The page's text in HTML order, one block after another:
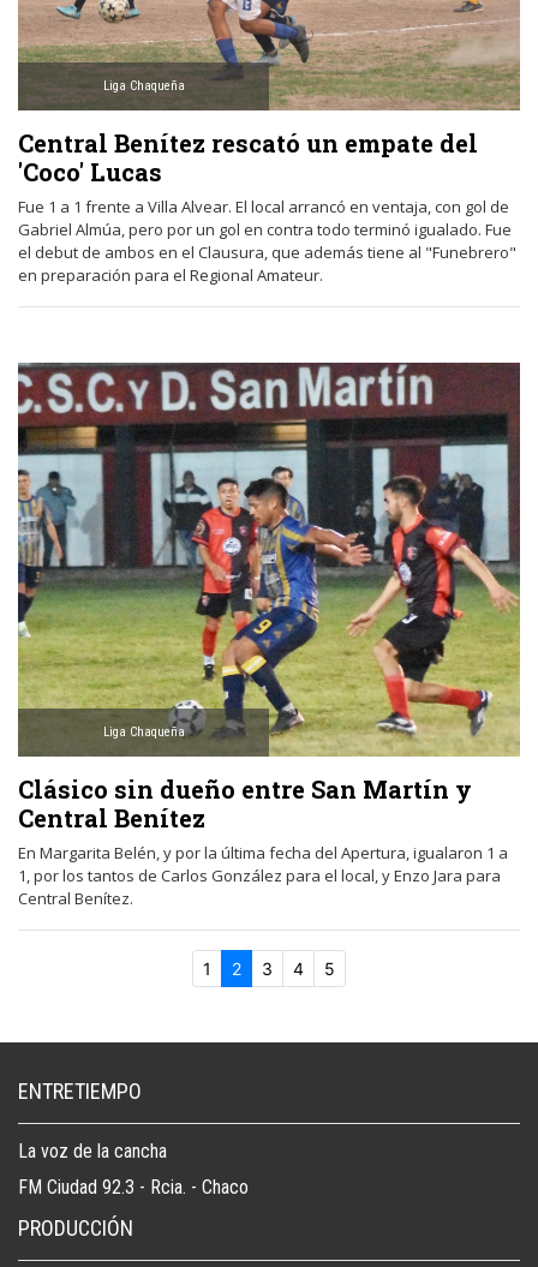
Liga Chaqueña
Central Benítez rescató un empate del
'Coco' Lucas
Fue 1 a 1 frente a Villa Alvear. El local arrancó en ventaja, con gol de
Gabriel Almúa, pero por un gol en contra todo terminó igualado. Fue
el debut de ambos en el Clausura, que además tiene al "Funebrero"
en preparación para el Regional Amateur.
Liga Chaqueña
Clásico sin dueño entre San Martín y
Central Benítez
En Margarita Belén, y por la última fecha del Apertura, igualaron 1 a
1, por los tantos de Carlos González para el local, y Enzo Jara para
Central Benítez.
1 2 3 4 5
ENTRETIEMPO
La voz de la cancha
FM Ciudad 92.3 - Rcia. - Chaco
PRODUCCIÓN